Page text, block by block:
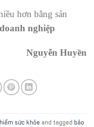
hơn bằng sản
nghiệp
Nguyễn Huyền
sức khỏe and tagged bảo